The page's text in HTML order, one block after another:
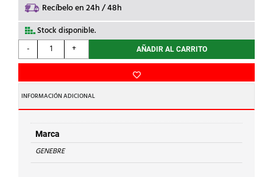
Recíbelo en 24h / 48h
Stock disponible.
-
GENEBRE
-
ABIERTA
220V
1.1/4
402107
cantidad
+ AÑADIR AL CARRITO
INFORMACIÓN ADICIONAL
Marca
GENEBRE